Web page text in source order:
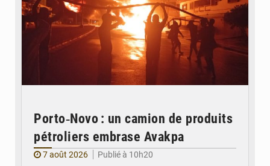
Porto‑Novo : un camion de produits
pétroliers embrase Avakpa
7 août 2026
Publié à 10h20